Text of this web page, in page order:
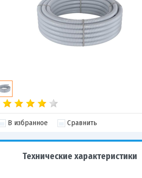
В избранное Сравнить
Технические характеристики